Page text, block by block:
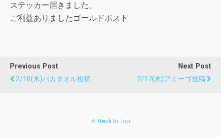
ステッカー届きました。
ご利益ありましたゴールドポスト
Previous Post
2/10(木)バカタオル投稿
Next Post
2/17(木)アミーゴ投稿
Back to top